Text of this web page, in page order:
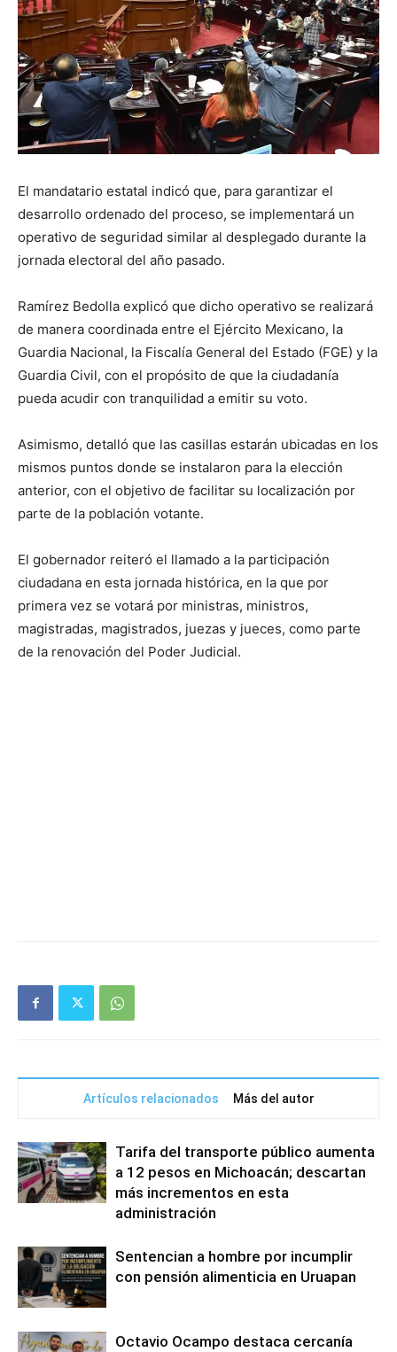
El mandatario estatal indicó que, para garantizar el
desarrollo ordenado del proceso, se implementará un
operativo de seguridad similar al desplegado durante la
jornada electoral del año pasado.
Ramírez Bedolla explicó que dicho operativo se realizará
de manera coordinada entre el Ejército Mexicano, la
Guardia Nacional, la Fiscalía General del Estado (FGE) y la
Guardia Civil, con el propósito de que la ciudadanía
pueda acudir con tranquilidad a emitir su voto.
Asimismo, detalló que las casillas estarán ubicadas en los
mismos puntos donde se instalaron para la elección
anterior, con el objetivo de facilitar su localización por
parte de la población votante.
El gobernador reiteró el llamado a la participación
ciudadana en esta jornada histórica, en la que por
primera vez se votará por ministras, ministros,
magistradas, magistrados, juezas y jueces, como parte
de la renovación del Poder Judicial.
Artículos relacionados Más del autor
Tarifa del transporte público aumenta
a 12 pesos en Michoacán; descartan
más incrementos en esta
administración
Sentencian a hombre por incumplir
con pensión alimenticia en Uruapan
Octavio Ocampo destaca cercanía